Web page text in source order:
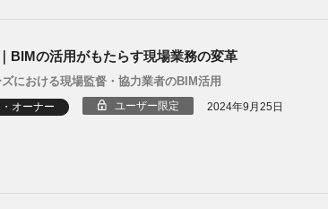
BIMの活用がもたらす現場業務の変革
における現場監督・協力業者のBIM活用
オーナー ユーザー限定 2024年9月25日